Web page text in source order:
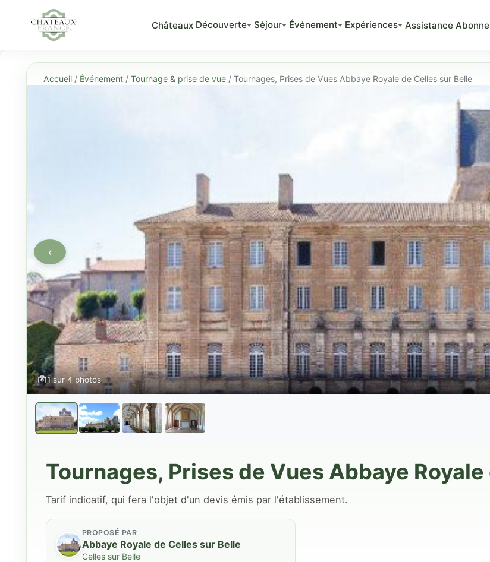
Châteaux Découverte Séjour Événement Expériences Assistance
Accueil / Événement / Tournage & prise de vue / Tournages, Prises de Vues Abbaye Royale de Celles sur Belle
1 sur 4 photos
‹
Tournages, Prises de Vues Abbaye
Tarif indicatif, qui fera l'objet d'un devis émis par l'établissement.
PROPOSÉ PAR
Abbaye Royale de Celles sur Belle
Celles sur Belle